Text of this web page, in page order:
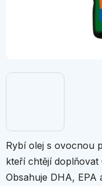
Rybí olej s ovocnou
kteří chtějí
Obsahuje DHA, EPA